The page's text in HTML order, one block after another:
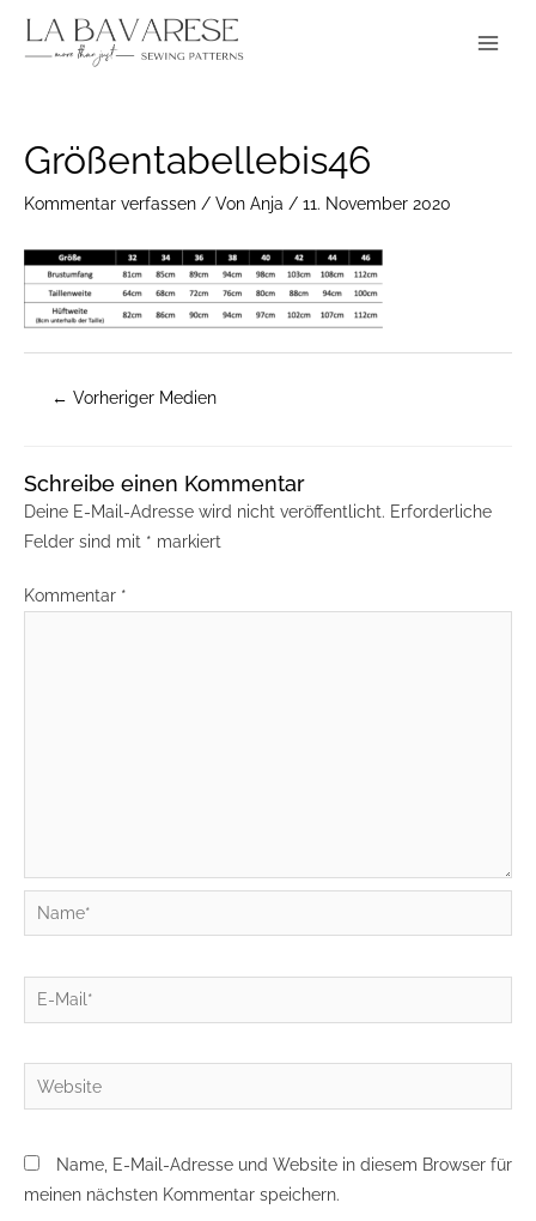
Inhalt
Größentabellebis46
Kommentar verfassen / Von Anja / 11. November 2020
navigation
← Vorheriger Medien
Schreibe einen Kommentar
Deine E-Mail-Adresse wird nicht veröffentlicht. Erforderliche
Felder sind mit * markiert
Kommentar *
Name*
E-
Mail*
Website
Name, E-Mail-Adresse und Website in diesem Browser für
meinen nächsten Kommentar speichern.